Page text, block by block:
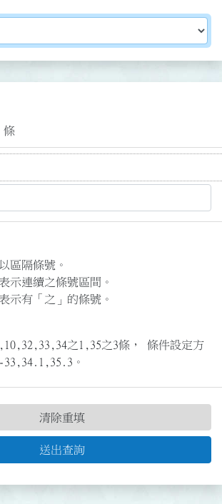
內容
條
區隔條號。
連續之條號區間。
有「之」的條號。
之1,35之3條， 條件設定方
。
送出查詢
清除重填